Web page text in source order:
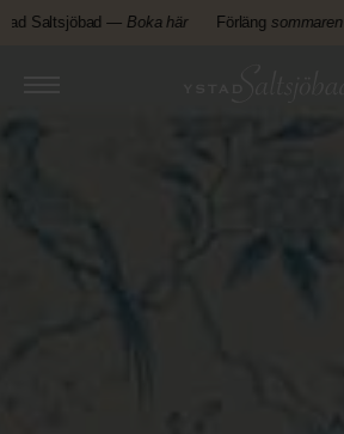
Fortsätt
Saltsjöbad —Boka här Förläng sommarenpå